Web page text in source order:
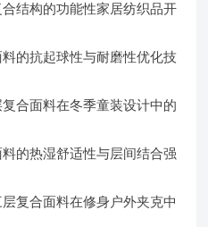
结构的功能性家居纺织品开
的抗起球性与耐磨性优化技
合面料在冬季童装设计中的
的热湿舒适性与层间结合强
复合面料在修身户外夹克中